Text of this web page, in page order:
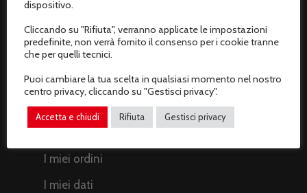
Termini e condizioni di vendita
Resi e rimborsi
Recesso dal contratto
AREA CLIENTI
I miei ordini
I miei dati
dispositivo.
Cliccando su "Rifiuta", verranno applicate le impostazioni
predefinite, non verrà fornito il consenso per i cookie tranne
che per quelli tecnici.
Puoi cambiare la tua scelta in qualsiasi momento nel nostro
centro privacy, cliccando su "Gestisci privacy".
Accetta e chiudi Rifiuta Gestisci privacy